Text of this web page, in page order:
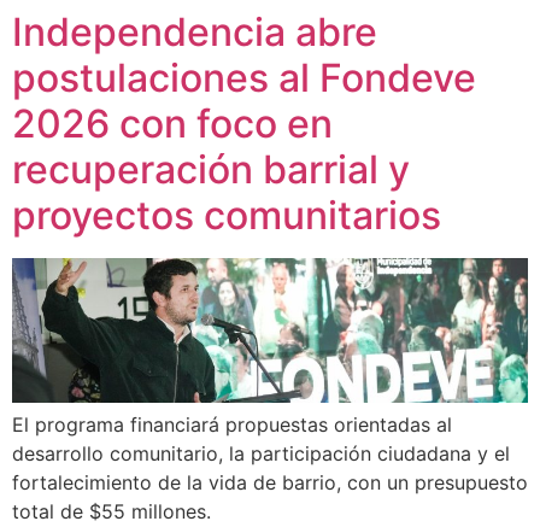
Independencia abre
postulaciones al Fondeve
2026 con foco en
recuperación barrial y
proyectos comunitarios
El programa financiará propuestas orientadas al
desarrollo comunitario, la participación ciudadana y el
fortalecimiento de la vida de barrio, con un presupuesto
total de $55 millones.